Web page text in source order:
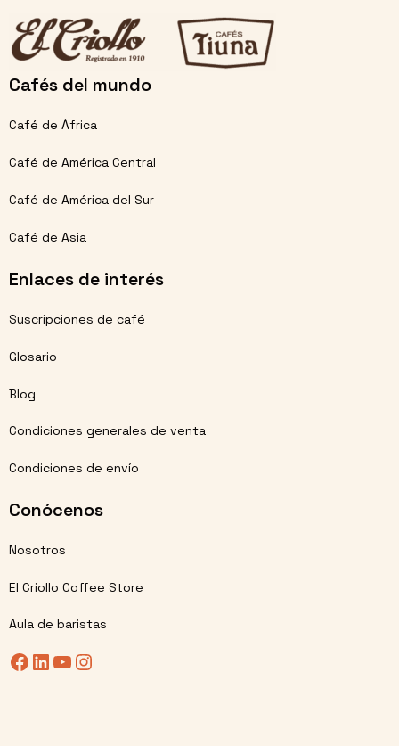
Cafés del mundo
Café de África
Café de América Central
Café de América del Sur
Café de Asia
Enlaces de interés
Suscripciones de café
Glosario
Blog
Condiciones generales de venta
Condiciones de envío
Conócenos
Nosotros
El Criollo Coffee Store
Aula de baristas
Facebook LinkedIn YouTube Instagram